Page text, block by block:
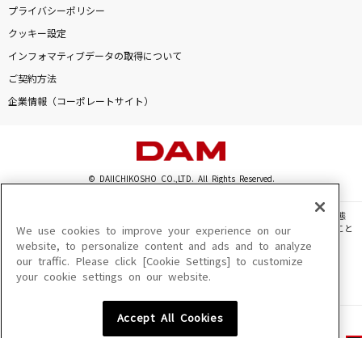
プライバシーポリシー
クッキー設定
インフォマティブデータの取得について
ご契約方法
企業情報（コーポレートサイト）
© DAIICHIKOSHO CO.,LTD. All Rights Reserved.
このサイトに掲載されている一切の文章・画像・写真・動画・音声等を、手段や形態
を問わず、著作権法の定める範囲を超えて無断で複製、転載、ファイル化などすること
を禁じます。
楽曲及びコンテンツは、機種によりご利用いただけない場合があります。
楽曲及びコンテンツの配信日、配信内容が変更になる場合があります。
We use cookies to improve your experience on our
website, to personalize content and ads and to analyze
our traffic. Please click [Cookie Settings] to customize
your cookie settings on our website.
Accept All Cookies